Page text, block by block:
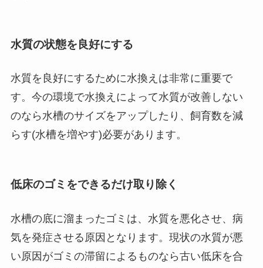
水質の状態を良好にする
水質を良好にするために水換えは非常に重要で
す。今の環境で水換えによって水質が改善しない
のなら水槽のサイズをアップしたり、飼育数を減
らす(水槽を増やす)必要があります。
低床のゴミをできるだけ取り除く
水槽の底に溜まったゴミは、水質を悪化させ、病
気を発症させる原因となります。現状の水質が悪
い原因がゴミの滞留によるものなら古い低床を合